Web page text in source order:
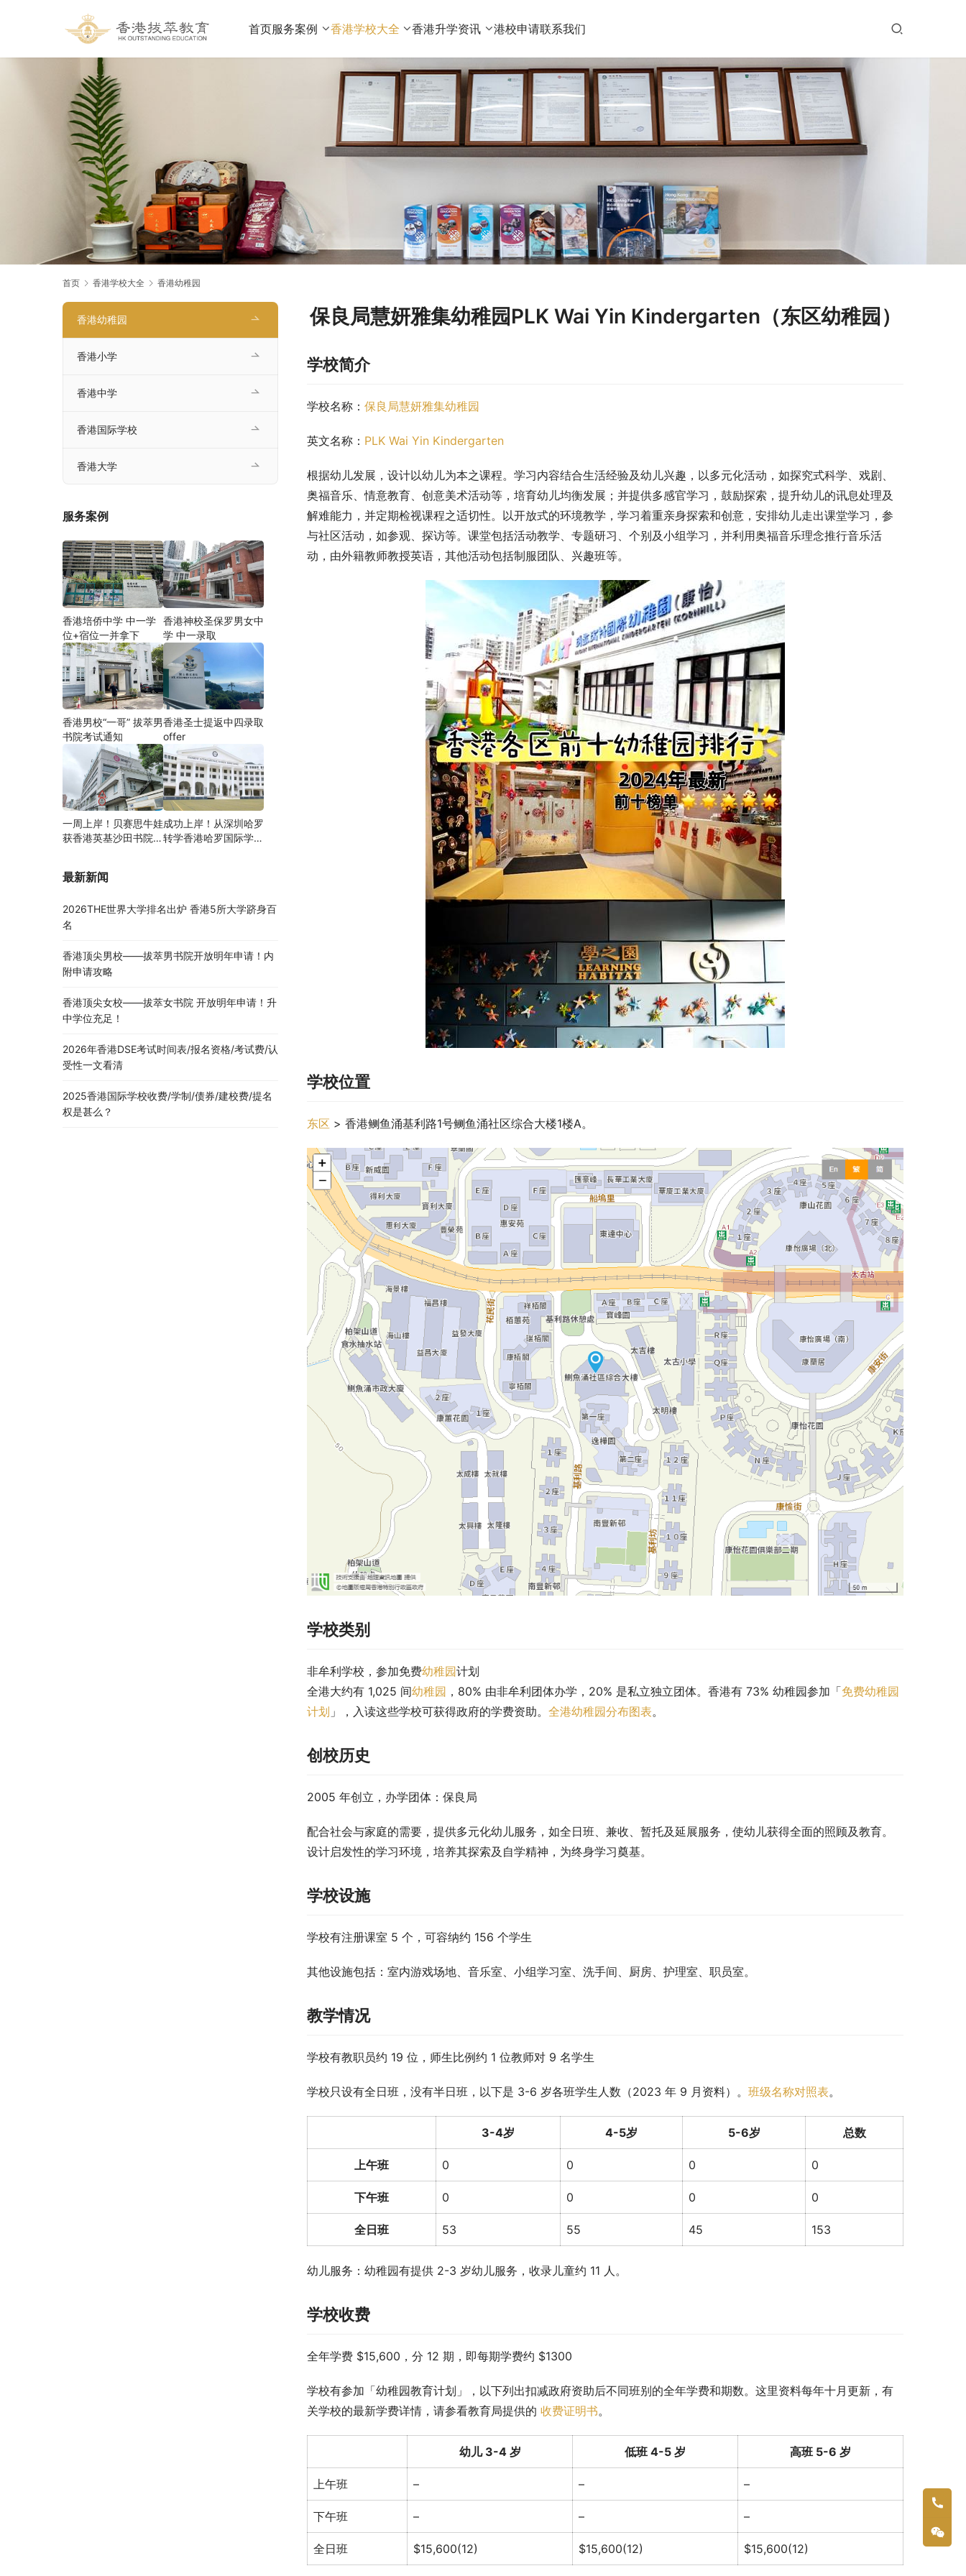
首页服务案例 香港学校大全 香港升学资讯 港校申请联系我们
首页 香港学校大全 香港幼稚园
保良局慧妍雅集幼稚园PLK Wai Yin Kindergarten（东区幼稚园）
学校简介
学校名称： 保良局慧妍雅集幼稚园
英文名称： PLK Wai Yin Kindergarten
根据幼儿发展，设计以幼儿为本之课程。学习内容结合生活经验及幼儿兴趣，以多元化活动，如探究式科学、戏剧、
奥福音乐、情意教育、创意美术活动等，培育幼儿均衡发展；并提供多感官学习，鼓励探索，提升幼儿的讯息处理及
解难能力，并定期检视课程之适切性。以开放式的环境教学，学习着重亲身探索和创意，安排幼儿走出课堂学习，参
与社区活动，如参观、探访等。课堂包括活动教学、专题研习、个别及小组学习，并利用奥福音乐理念推行音乐活
动，由外籍教师教授英语，其他活动包括制服团队、兴趣班等。
学校位置
东区 > 香港鲗鱼涌基利路1号鲗鱼涌社区综合大楼1楼A。
学校类别
非牟利学校，参加免费幼稚园计划
全港大约有 1,025 间幼稚园 ，80% 由非牟利团体办学，20% 是私立独立团体。香港有 73% 幼稚园参加「免费幼稚园
计划 」，入读这些学校可获得政府的学费资助。 全港幼稚园分布图表。
创校历史
2005 年创立，办学团体：保良局
配合社会与家庭的需要，提供多元化幼儿服务，如全日班、兼收、暂托及延展服务，使幼儿获得全面的照顾及教育。
设计启发性的学习环境，培养其探索及自学精神，为终身学习奠基。
学校设施
学校有注册课室 5 个，可容纳约 156 个学生
其他设施包括：室内游戏场地、音乐室、小组学习室、洗手间、厨房、护理室、职员室。
教学情况
学校有教职员约 19 位，师生比例约 1 位教师对 9 名学生
学校只设有全日班，没有半日班，以下是 3-6 岁各班学生人数（2023 年 9 月资料）。 班级名称对照表。
3-4岁 4-5岁 5-6岁 总数
上午班 0 0 0 0
下午班 0 0 0 0
全日班 53 55 45 153
幼儿服务：幼稚园有提供 2-3 岁幼儿服务，收录儿童约 11 人。
学校收费
全年学费 $15,600，分 12 期，即每期学费约 $1300
学校有参加「幼稚园教育计划」，以下列出扣减政府资助后不同班别的全年学费和期数。这里资料每年十月更新，有
关学校的最新学费详情，请参看教育局提供的 收费证明书。
幼儿 3-4 岁 低班 4-5 岁 高班 5-6 岁
上午班 – – –
下午班 – – –
全日班 $15,600(12) $15,600(12) $15,600(12)
香港幼稚园
香港小学
香港中学
香港国际学校
香港大学
服务案例
香港培侨中学 中一学
位+宿位一并拿下
香港神校圣保罗男女中
学 中一录取
香港男校“一哥” 拔萃男
书院考试通知
香港圣士提返中四录取
offer
一周上岸！贝赛思牛娃
获香港英基沙田书院录
成功上岸！从深圳哈罗
转学香港哈罗国际学
最新新闻
2026THE世界大学排名出炉 香港5所大学跻身百
名
香港顶尖男校——拔萃男书院开放明年申请！内
附申请攻略
香港顶尖女校——拔萃女书院 开放明年申请！升
中学位充足！
2026年香港DSE考试时间表/报名资格/考试费/认
受性一文看清
2025香港国际学校收费/学制/债券/建校费/提名
权是甚么？